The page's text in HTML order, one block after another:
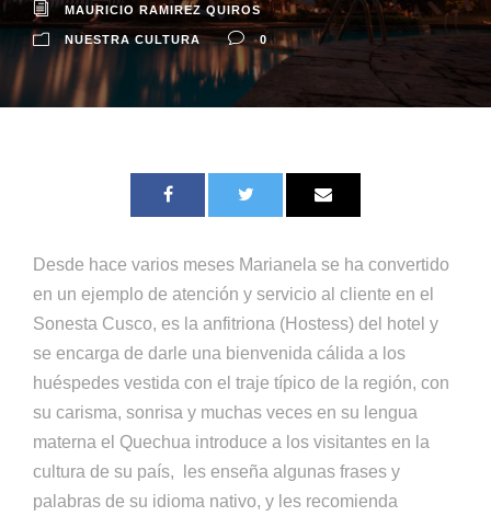
MAURICIO RAMIREZ QUIROS
NUESTRA CULTURA 0
Desde hace varios meses Marianela se ha convertido
en un ejemplo de atención y servicio al cliente en el
Sonesta Cusco, es la anfitriona (Hostess) del hotel y
se encarga de darle una bienvenida cálida a los
huéspedes vestida con el traje típico de la región, con
su carisma, sonrisa y muchas veces en su lengua
materna el Quechua introduce a los visitantes en la
cultura de su país, les enseña algunas frases y
palabras de su idioma nativo, y les recomienda